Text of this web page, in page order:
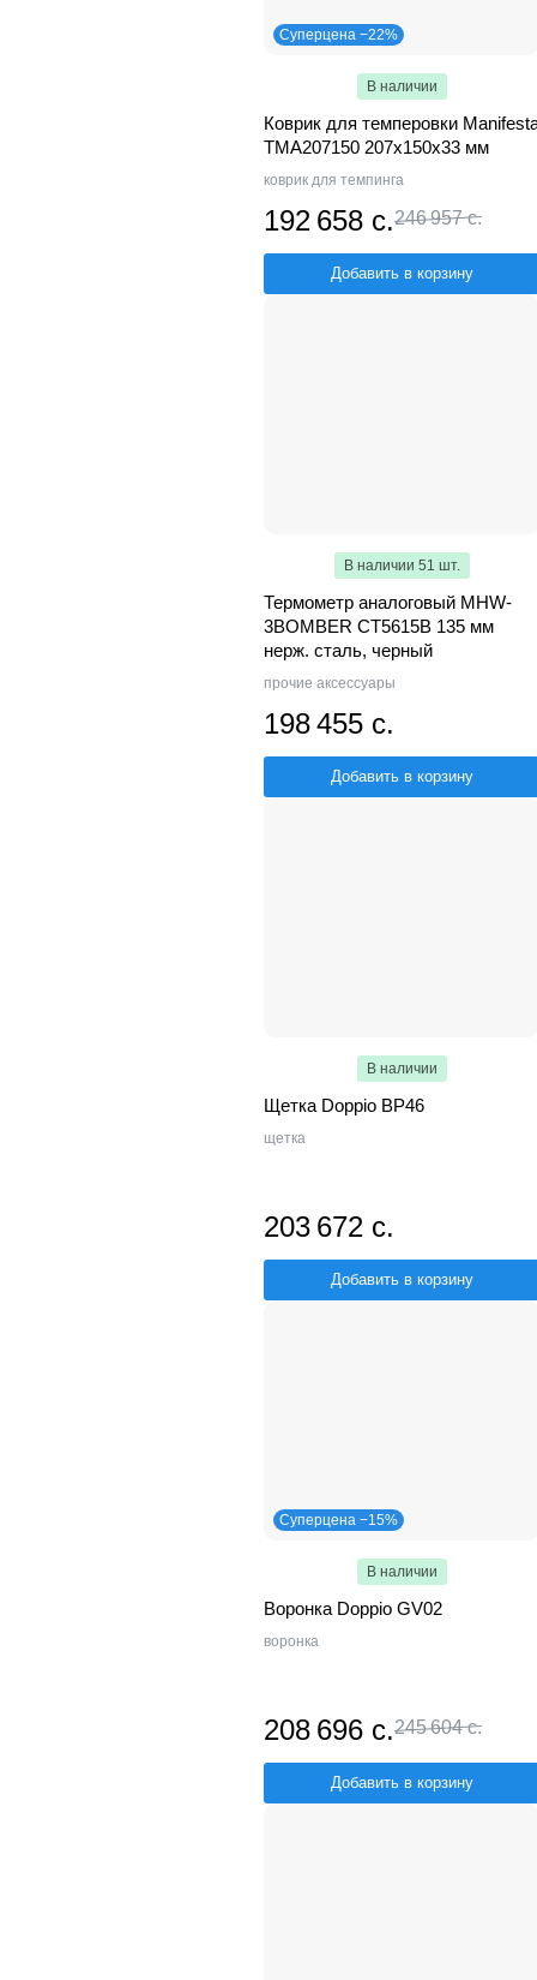
Суперцена −22%
В наличии
Коврик для темперовки
TMA207150 207х150х33 мм
коврик для темпинга
192 658 с.246 957 с.
Добавить в корзину
В наличии 51 шт.
Термометр аналоговый MHW-
3BOMBER CT5615B 135 мм
нерж. сталь, черный
прочие аксессуары
198 455 с.
Добавить в корзину
В наличии
Щетка Doppio BP46
щетка
203 672 с.
Добавить в корзину
Суперцена −15%
В наличии
Воронка Doppio GV02
воронка
208 696 с.245 604 с.
Добавить в корзину